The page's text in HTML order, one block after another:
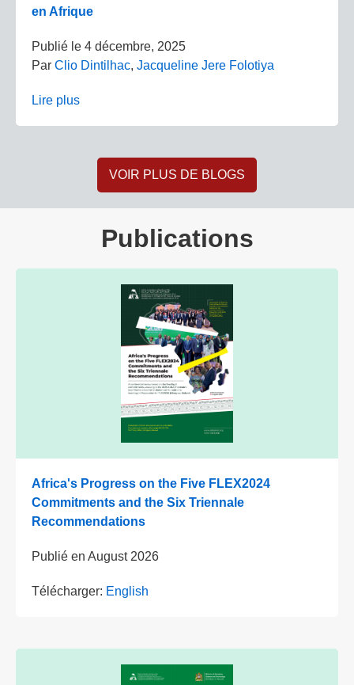
en Afrique
Publié le 4 décembre, 2025
Par Clio Dintilhac, Jacqueline Jere Folotiya
Lire plus
VOIR PLUS DE BLOGS
Publications
Africa's Progress on the Five FLEX2024
Commitments and the Six Triennale
Recommendations
Publié en August 2026
Télécharger: English